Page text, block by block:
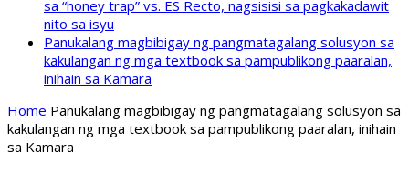
sa “honey trap” vs. ES Recto, nagsisisi sa pagkakadawit
nito sa isyu
Panukalang magbibigay ng pangmatagalang solusyon sa
kakulangan ng mga textbook sa pampublikong paaralan,
inihain sa Kamara
Home Panukalang magbibigay ng pangmatagalang solusyon sa
kakulangan ng mga textbook sa pampublikong paaralan, inihain
sa Kamara